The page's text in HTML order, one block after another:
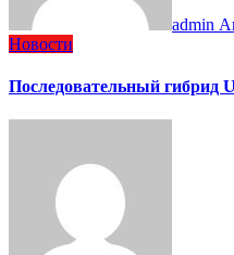
admin
Новости
Последовательный гибрид